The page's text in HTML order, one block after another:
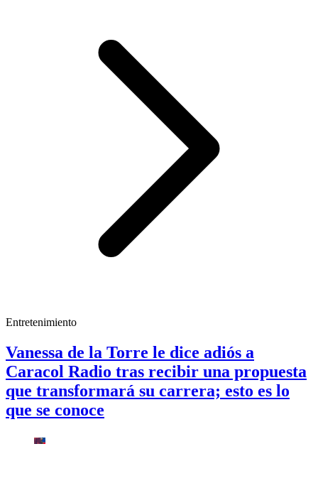
Entretenimiento
Vanessa de la Torre le dice adiós a
Caracol Radio tras recibir una propuesta
que transformará su carrera; esto es lo
que se conoce